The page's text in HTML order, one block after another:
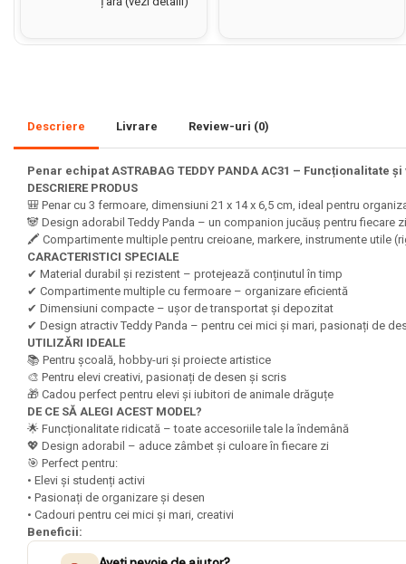
Pensule cu rezervor
Pensule scolare bucata
Pensule scolare set
Lipiciuri
Foarfece pentru copii
Hartie si carton colorate
Hartie Creponata, Hartie
Glasata
Mape Birou/ Dosare Scolare
Trusa geometrie scolara
Rigle, echere si raportor
plastic
Sticle, caserole, pusculite,
suporturi copii
Etichete scolare
Descriere Livrare Review-uri (0)
Penar echipat ASTRABAG TEDDY PANDA AC31 – Funcționalitate
DESCRIERE PRODUS
🎒 Penar cu 3 fermoare, dimensiuni 21 x 14 x 6,5 cm, ideal pentru
🐼 Design adorabil Teddy Panda – un companion jucăuș pentru fiecare
🖍️ Compartimente multiple pentru creioane, markere, instrumente utile
CARACTERISTICI SPECIALE
✔ Material durabil și rezistent – protejează conținutul în timp
✔ Compartimente multiple cu fermoare – organizare eficientă
✔ Dimensiuni compacte – ușor de transportat și depozitat
✔ Design atractiv Teddy Panda – pentru cei mici și mari, pasionați de
UTILIZĂRI IDEALE
📚 Pentru școală, hobby-uri și proiecte artistice
🎨 Pentru elevi creativi, pasionați de desen și scris
🎁 Cadou perfect pentru elevi și iubitori de animale drăguțe
DE CE SĂ ALEGI ACEST MODEL?
🌟 Funcționalitate ridicată – toate accesoriile tale la îndemână
💖 Design adorabil – aduce zâmbet și culoare în fiecare zi
🎯 Perfect pentru:
• Elevi și studenți activi
• Pasionați de organizare și desen
• Cadouri pentru cei mici și mari, creativi
Beneficii: